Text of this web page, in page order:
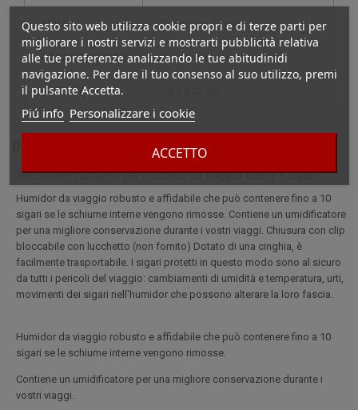
Questo sito web utilizza cookie propri e di terze parti per
migliorare i nostri servizi e mostrarti pubblicità relativa
alle tue preferenze analizzando le tue abitudinidi
navigazione. Per dare il tuo consenso al suo utilizzo, premi
il pulsante Accetta.
Piú info Personalizzare i cookie
ACCETTO
STILE cantina da viaggio
CARATTERISTICA con umidificatore
ALTEZZA
Descrizione completa per Humidor da viaggio Caddy 5 sigari
Humidor da viaggio robusto e affidabile che può contenere fino a 10
sigari se le schiume interne vengono rimosse. Contiene un umidificatore
per una migliore conservazione durante i vostri viaggi. Chiusura con clip
bloccabile con lucchetto (non fornito) Dotato di una cinghia, è
facilmente trasportabile. I sigari protetti in questo modo sono al sicuro
da tutti i pericoli del viaggio: cambiamenti di umidità e temperatura, urti,
movimenti dei sigari nell'humidor che possono alterare la loro fascia.
Humidor da viaggio robusto e affidabile che può contenere fino a 10
sigari se le schiume interne vengono rimosse.
Contiene un umidificatore per una migliore conservazione durante i
vostri viaggi.